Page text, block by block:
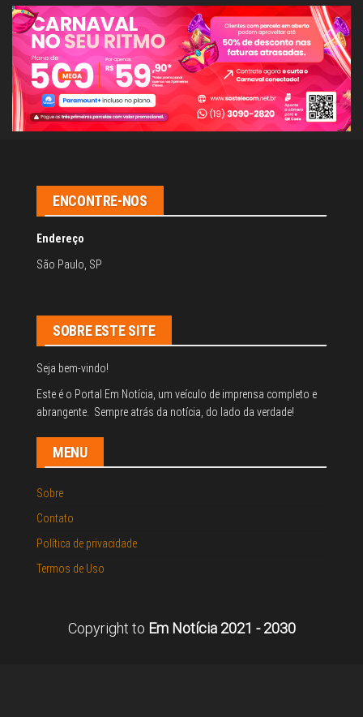
ENCONTRE-NOS
Endereço
São Paulo, SP
SOBRE ESTE SITE
Seja bem-vindo!
Este é o Portal Em Notícia, um veículo de imprensa completo e
abrangente. Sempre atrás da notícia, do lado da verdade!
MENU
Sobre
Contato
Política de privacidade
Termos de Uso
Copyright to Em Notícia 2021 - 2030